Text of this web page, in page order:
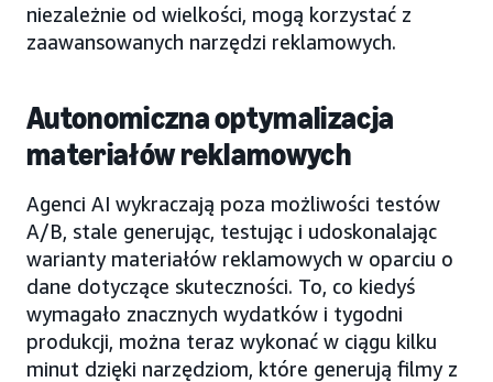
niezależnie od wielkości, mogą korzystać z
zaawansowanych narzędzi reklamowych.
Autonomiczna optymalizacja
materiałów reklamowych
Agenci AI wykraczają poza możliwości testów
A/B, stale generując, testując i udoskonalając
warianty materiałów reklamowych w oparciu o
dane dotyczące skuteczności. To, co kiedyś
wymagało znacznych wydatków i tygodni
produkcji, można teraz wykonać w ciągu kilku
minut dzięki narzędziom, które generują filmy z